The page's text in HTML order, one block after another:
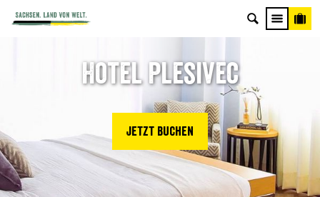
Hotel Plesivec
Jetzt buchen